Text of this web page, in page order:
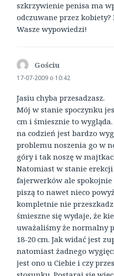
szkrzywienie penisa ma
odczuwane przez kobiety?
Wasze wypowiedzi!
Gościu
17-07-2009 o 10:42
Jasiu chyba przesadzasz.
Mój w stanie spoczynku
cm i śmiesznie to
na codzień jest bardzo
problemu noszenia go w
góry i tak noszę w
Natomiast w stanie erekcji
fajerwerków ale spokojnie
piszą to nawet nieco
kompletnie nie
śmieszne się wydaje, że
uważaliśmy że normalny
18-20 cm. Jak widać jest
natomiast żadnego
jest ono u Ciebie i czy